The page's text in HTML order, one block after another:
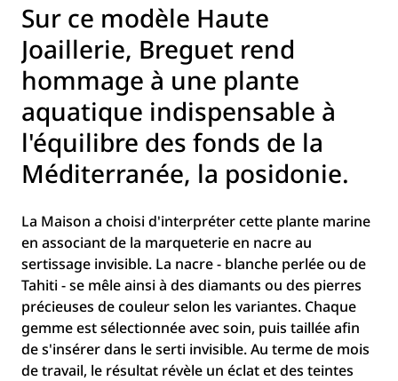
Sur ce modèle Haute
Joaillerie, Breguet rend
hommage à une plante
aquatique indispensable à
l'équilibre des fonds de la
Méditerranée, la posidonie.
La Maison a choisi d'interpréter cette plante marine
en associant de la marqueterie en nacre au
sertissage invisible. La nacre - blanche perlée ou de
Tahiti - se mêle ainsi à des diamants ou des pierres
précieuses de couleur selon les variantes. Chaque
gemme est sélectionnée avec soin, puis taillée afin
de s'insérer dans le serti invisible. Au terme de mois
de travail, le résultat révèle un éclat et des teintes